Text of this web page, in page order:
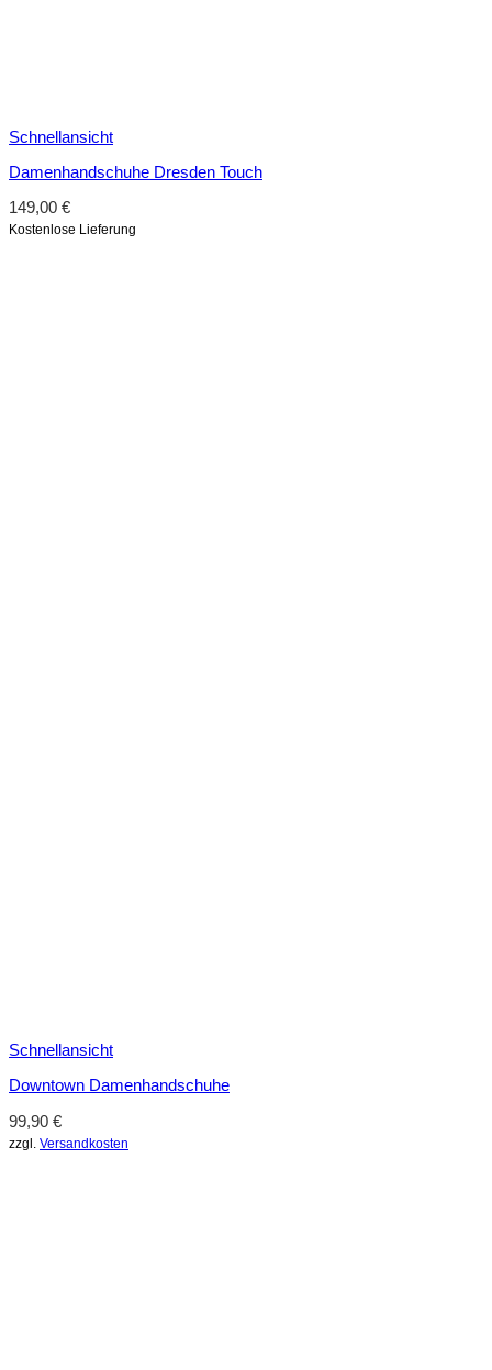
Schnellansicht
Damenhandschuhe Dresden Touch
149,00 €
Kostenlose Lieferung
Schnellansicht
Downtown Damenhandschuhe
99,90 €
zzgl. Versandkosten